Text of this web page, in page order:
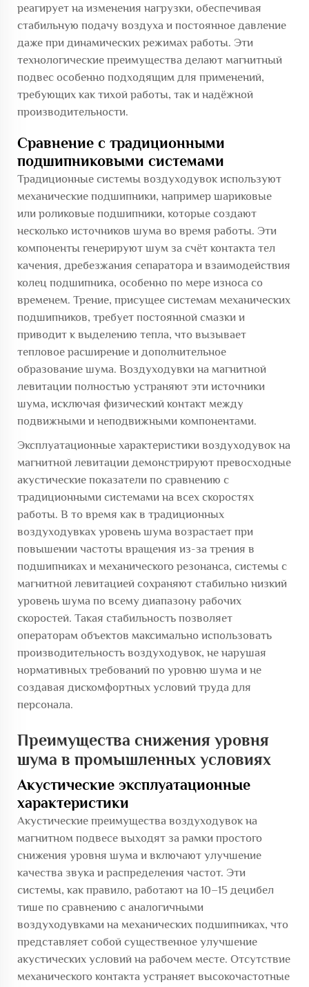
реагирует на изменения нагрузки, обеспечивая
стабильную подачу воздуха и постоянное давление
даже при динамических режимах работы. Эти
технологические преимущества делают магнитный
подвес особенно подходящим для применений,
требующих как тихой работы, так и надёжной
производительности.
Сравнение с традиционными
подшипниковыми системами
Традиционные системы воздуходувок используют
механические подшипники, например шариковые
или роликовые подшипники, которые создают
несколько источников шума во время работы. Эти
компоненты генерируют шум за счёт контакта тел
качения, дребезжания сепаратора и взаимодействия
колец подшипника, особенно по мере износа со
временем. Трение, присущее системам механических
подшипников, требует постоянной смазки и
приводит к выделению тепла, что вызывает
тепловое расширение и дополнительное
образование шума. Воздуходувки на магнитной
левитации полностью устраняют эти источники
шума, исключая физический контакт между
подвижными и неподвижными компонентами.
Эксплуатационные характеристики воздуходувок на
магнитной левитации демонстрируют превосходные
акустические показатели по сравнению с
традиционными системами на всех скоростях
работы. В то время как в традиционных
воздуходувках уровень шума возрастает при
повышении частоты вращения из-за трения в
подшипниках и механического резонанса, системы с
магнитной левитацией сохраняют стабильно низкий
уровень шума по всему диапазону рабочих
скоростей. Такая стабильность позволяет
операторам объектов максимально использовать
производительность воздуходувок, не нарушая
нормативных требований по уровню шума и не
создавая дискомфортных условий труда для
персонала.
Преимущества снижения уровня
шума в промышленных условиях
Акустические эксплуатационные
характеристики
Акустические преимущества воздуходувок на
магнитном подвесе выходят за рамки простого
снижения уровня шума и включают улучшение
качества звука и распределения частот. Эти
системы, как правило, работают на 10–15 децибел
тише по сравнению с аналогичными
воздуходувками на механических подшипниках, что
представляет собой существенное улучшение
акустических условий на рабочем месте. Отсутствие
механического контакта устраняет высокочастотные